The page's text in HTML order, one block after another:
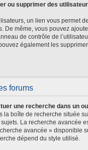
ou supprimer des
un lien vous permet
De même, vous pouvez
de contrôle de
également les
forums
une recherche dans un
la boîte de recherche située
La recherche avancée
avancée » disponible
dépend du style utilisé.